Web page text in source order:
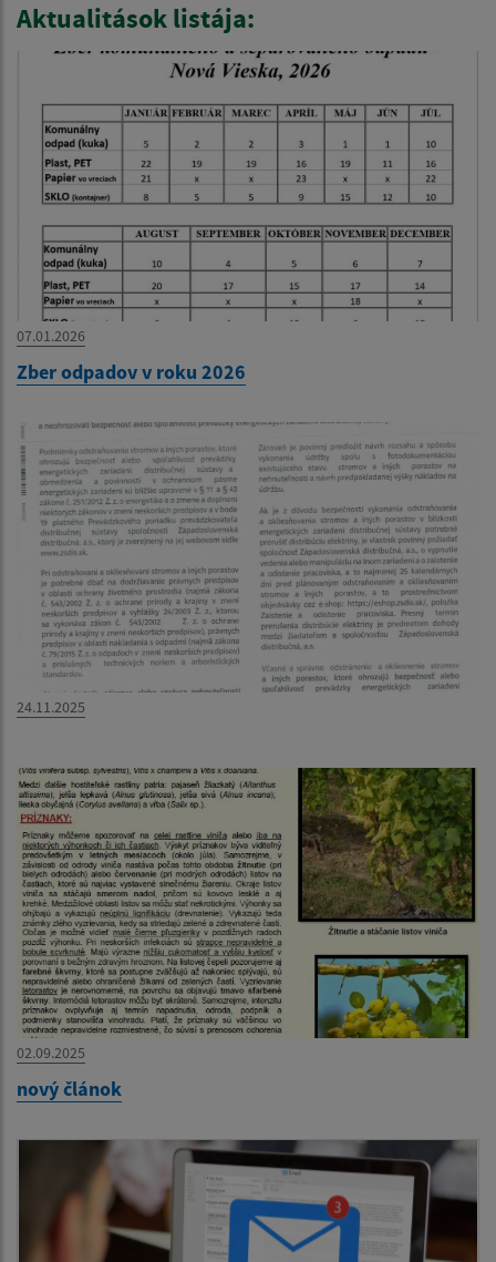
Aktualitások listája:
07.01.2026
Zber odpadov v roku 2026
24.11.2025
02.09.2025
nový článok